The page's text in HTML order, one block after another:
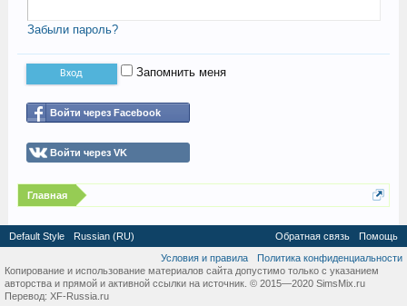
Забыли пароль?
Запомнить меня
Войти через Facebook
Войти через VK
Главная
Default Style Russian (RU) Обратная связь
Помощь
Условия и правила
Политика конфиденциальности
Копирование и использование материалов сайта допустимо только с указанием
авторства и прямой и активной ссылки на источник. © 2015—2020 SimsMix.ru
Перевод: XF-Russia.ru